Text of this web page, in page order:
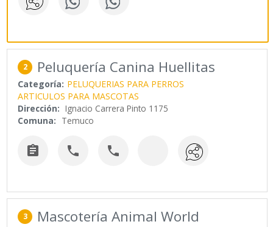
2 Peluquería Canina Huellitas
Categoría: PELUQUERIAS PARA PERROS
ARTICULOS PARA MASCOTAS
Dirección: Ignacio Carrera Pinto 1175
Comuna: Temuco
  
3 Mascotería Animal World